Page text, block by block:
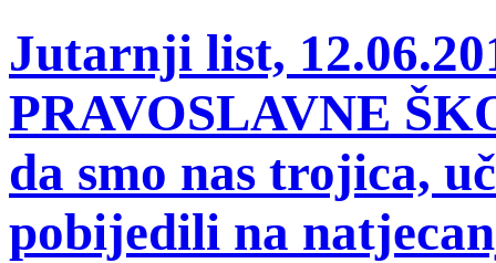
Jutarnji list,
PRAVOSLAVNE
da smo nas trojica,
pobijedili na